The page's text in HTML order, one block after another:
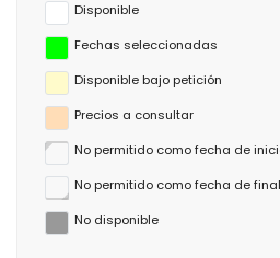
Disponible
Fechas seleccionadas
Disponible bajo petición
Precios a consultar
No permitido como fecha de
No permitido como fecha de
No disponible